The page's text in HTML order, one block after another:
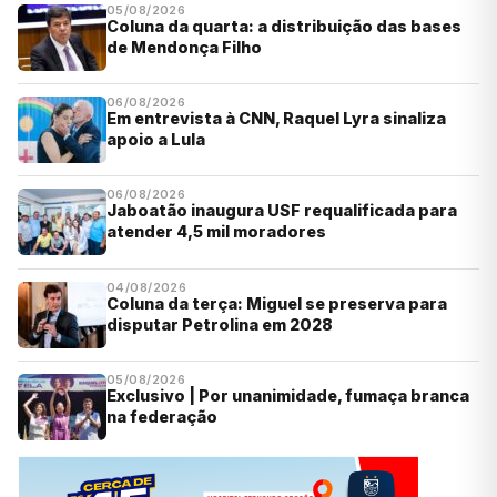
05/08/2026
Coluna da quarta: a distribuição das bases
de Mendonça Filho
06/08/2026
Em entrevista à CNN, Raquel Lyra sinaliza
apoio a Lula
06/08/2026
Jaboatão inaugura USF requalificada para
atender 4,5 mil moradores
04/08/2026
Coluna da terça: Miguel se preserva para
disputar Petrolina em 2028
05/08/2026
Exclusivo | Por unanimidade, fumaça branca
na federação